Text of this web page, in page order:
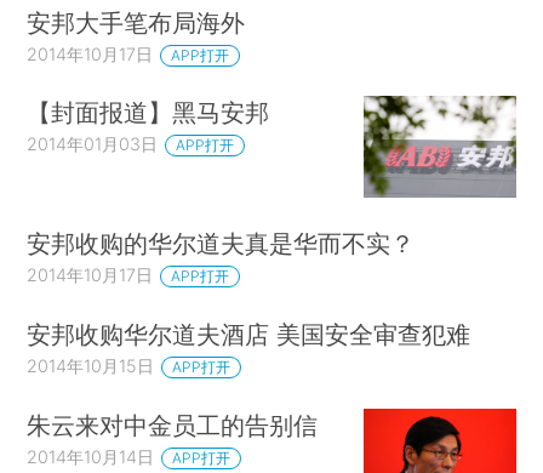
安邦大手笔布局海外
2014年10月17日 APP打开
【封面报道】黑马安邦
2014年01月03日 APP打开
安邦收购的华尔道夫真是华而不实？
2014年10月17日 APP打开
安邦收购华尔道夫酒店 美国安全审查犯难
2014年10月15日 APP打开
朱云来对中金员工的告别信
2014年10月14日 APP打开